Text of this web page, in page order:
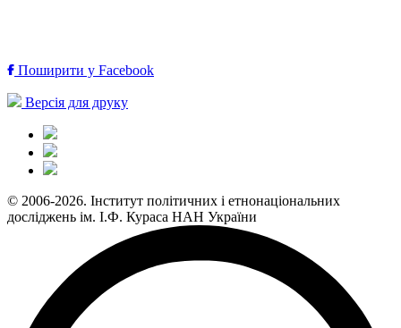
Поширити у Facebook
Версія для друку
© 2006-2026. Інститут політичних і етнонаціональних
досліджень ім. І.Ф. Кураса НАН України